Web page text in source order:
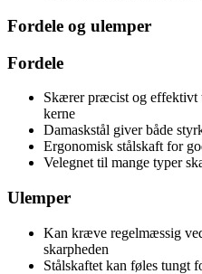
Fordele og ulemper
Fordele
Skærer præcist og effektivt
kerne
Damaskstål giver både
Ergonomisk stålskaft for
Velegnet til mange typer
Ulemper
Kan kræve regelmæssig
skarpheden
Stålskaftet kan føles tungt